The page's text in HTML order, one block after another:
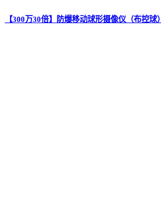
【300万30倍】防爆移动球形摄像仪（布控球）